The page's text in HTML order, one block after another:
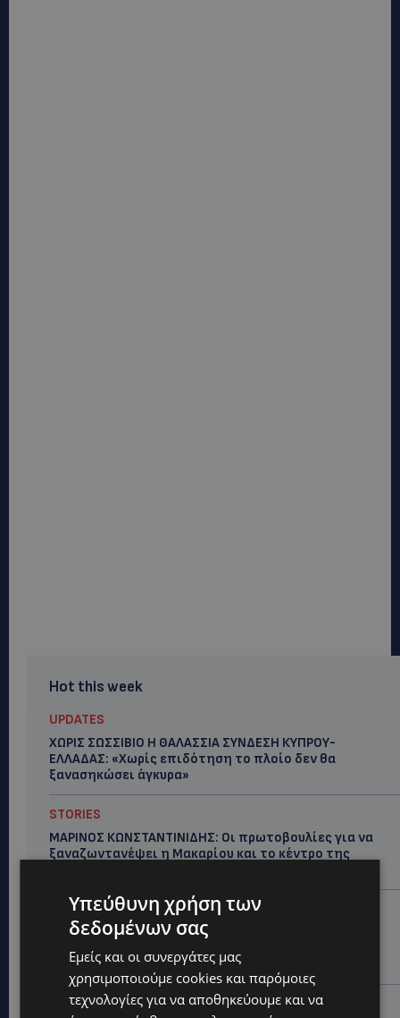
Hot this week
UPDATES
ΧΩΡΙΣ ΣΩΣΣΙΒΙΟ Η ΘΑΛΑΣΣΙΑ ΣΥΝΔΕΣΗ ΚΥΠΡΟΥ-
ΕΛΛΑΔΑΣ: «Χωρίς επιδότηση το πλοίο δεν θα
ξανασηκώσει άγκυρα»
STORIES
ΜΑΡΙΝΟΣ ΚΩΝΣΤΑΝΤΙΝΙΔΗΣ: Οι πρωτοβουλίες για να
ξαναζωντανέψει η Μακαρίου και το κέντρο της
UPDATES
ΤΡΟΧΑΙΟ ΣΤΗΝ ΛΕΥΚΩΣΙΑ: Χειροπέδες και στη σύζυγο
του 27χρονου – Φέρεται να παραπλάνησε την
Αστυνομία
UPDATES
Υπεύθυνη χρήση των
δεδομένων σας
Εμείς και οι συνεργάτες μας
χρησιμοποιούμε cookies και παρόμοιες
τεχνολογίες για να αποθηκεύουμε και να